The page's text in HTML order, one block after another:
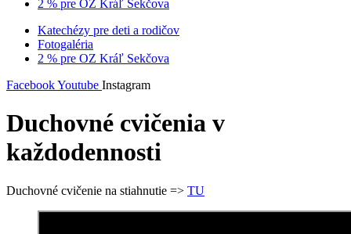
2 % pre OZ Kráľ Sekčova
Katechézy pre deti a rodičov
Fotogaléria
2 % pre OZ Kráľ Sekčova
FacebookYoutube Instagram
Duchovné cvičenia v
každodennosti
Duchovné cvičenie na stiahnutie => TU